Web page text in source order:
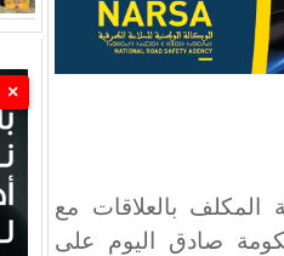
بالعلاقات مع
صادق اليوم على
×